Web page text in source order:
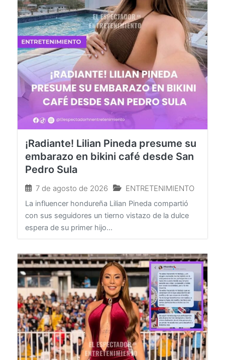
¡Radiante! Lilian Pineda presume su
embarazo en bikini café desde San
7 de agosto de 2026 ENTRETENIMIENTO
La influencer hondureña Lilian Pineda compartió
con sus seguidores un tierno vistazo de la dulce
espera de su primer hijo...